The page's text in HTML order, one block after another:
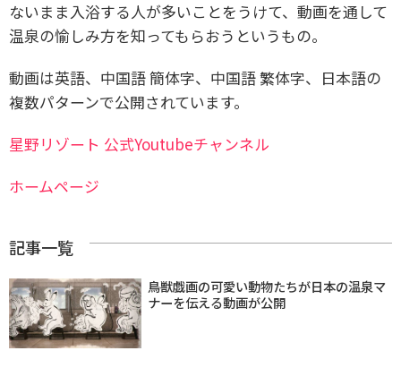
ないまま入浴する人が多いことをうけて、動画を通して
温泉の愉しみ方を知ってもらおうというもの。
動画は英語、中国語 簡体字、中国語 繁体字、日本語の
複数パターンで公開されています。
星野リゾート 公式Youtubeチャンネル
ホームページ
記事一覧
鳥獣戯画の可愛い動物たちが日本の温泉マ
ナーを伝える動画が公開